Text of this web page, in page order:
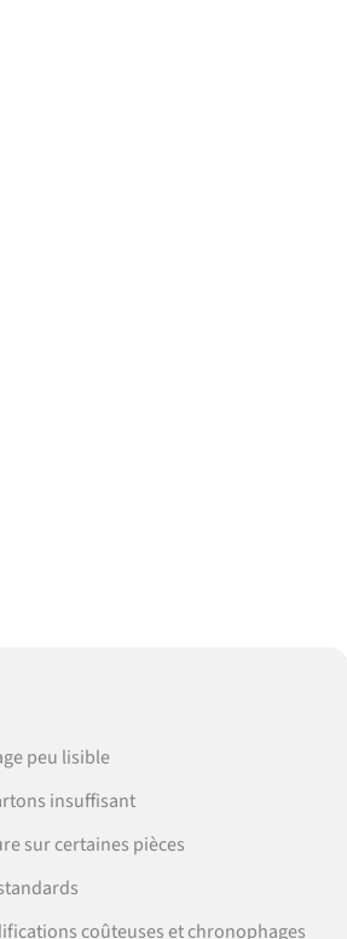
peu lisible
insuffisant
sur certaines pièces
coûteuses et chronophages